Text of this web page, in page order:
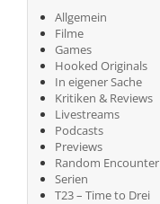
Allgemein
Filme
Games
Hooked Originals
In eigener Sache
Kritiken & Reviews
Livestreams
Podcasts
Previews
Random Encounter
Serien
T23 – Time to Drei